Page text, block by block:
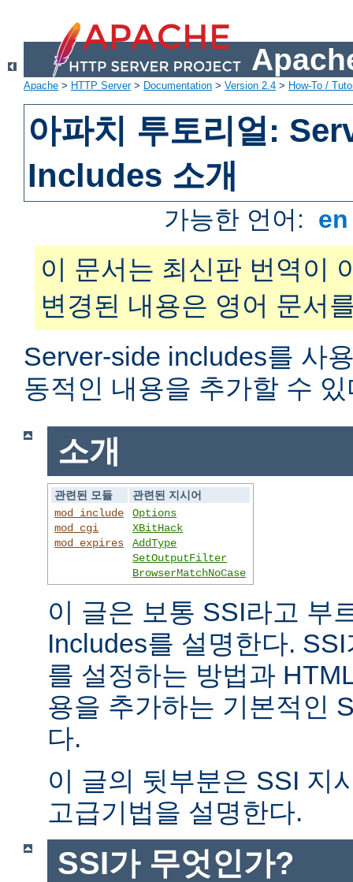
Apache > HTTP Server> Documentation > Version 2.4 > How-To /
아파치 투토리얼:
Includes 소개
가능한 언어:
이 문서는 최신판 번역이
변경된 내용은 영어 문서
Server-side includes를 사
동적인 내용을 추가할 수 있
소개
관련된 모듈
관련된 지시어
mod_include
mod_cgi
mod_expires
Options
XBitHack
AddType
SetOutputFilter
BrowserMatchNoCase
이 글은 보통 SSI라고 부
Includes를 설명한다.
를 설정하는 방법과
용을 추가하는 기본적인
다.
이 글의 뒷부분은 SSI 지
고급기법을 설명한다.
SSI가 무엇인가?